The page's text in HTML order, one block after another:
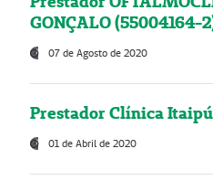
GONÇALO (55004164-
07 de Agosto de 2020
Prestador Clínica
01 de Abril de 2020